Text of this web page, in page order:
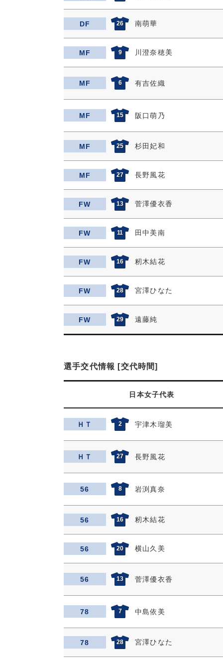
DF 26 南萌華
MF 9 川澄奈穂美
MF 6 有吉佐織
MF 15 阪口萌乃
MF 25 杉田妃和
MF 27 長野風花
FW 13 菅澤優衣香
FW 11 田中美南
FW 16 籾木結花
FW 28 宮澤ひなた
FW 29 遠藤純
選手交代情報 [交代時間]
日本女子代表
ＨＴ 2 宇津木瑠美
ＨＴ 27 長野風花
56 8 岩渕真奈
56 16 籾木結花
56 20 横山久美
56 13 菅澤優衣香
78 7 中島依美
78 28 宮澤ひなた